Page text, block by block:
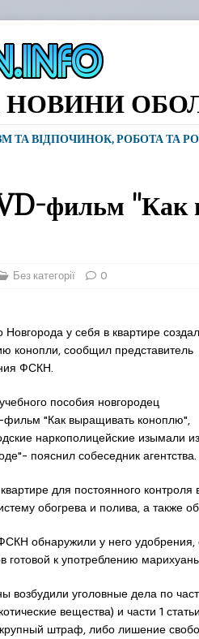
НОВИНИ
ТА ВІДПОЧИНОК, РОБОТА ТА
фильм "Как
Без категорії 0
у себя в квартире создал
конопли, сообщил представитель
ФСКН.
пособия новгородец
"Как выращивать коноплю",
наркополицейские изымали из
пояснил собеседник агентства.
для постоянного
обогрева и полива, а также
обнаружили у него удобрения,
готовой к употреблению
возбудили уголовные дела по
вещества) и части 1
штраф, либо лишение